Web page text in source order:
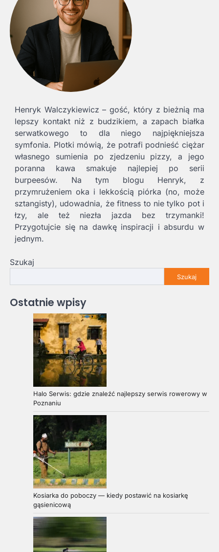
Henryk Walczykiewicz – gość, który z bieżnią ma
lepszy kontakt niż z budzikiem, a zapach białka
serwatkowego to dla niego najpiękniejsza
symfonia. Plotki mówią, że potrafi podnieść ciężar
własnego sumienia po zjedzeniu pizzy, a jego
poranna kawa smakuje najlepiej po serii
burpeesów. Na tym blogu Henryk, z
przymrużeniem oka i lekkością piórka (no, może
sztangisty), udowadnia, że fitness to nie tylko pot i
łzy, ale też niezła jazda bez trzymanki!
Przygotujcie się na dawkę inspiracji i absurdu w
jednym.
Szukaj
Szukaj
Ostatnie wpisy
Halo Serwis: gdzie znaleźć najlepszy serwis rowerowy w
Poznaniu
Kosiarka do poboczy — kiedy postawić na kosiarkę
gąsienicową